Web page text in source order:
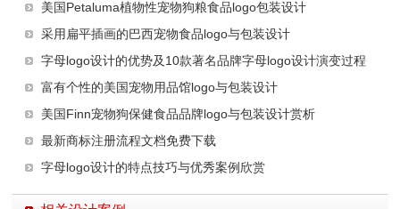
美国Petaluma植物性宠物狗粮食品logo包装设计
采用扁平插画的巴西宠物食品logo与包装设计
字母logo设计的优势及10款著名品牌字母logo设计演变过程
富有个性的美国宠物用品馆logo与包装设计
美国Finn宠物狗保健食品品牌logo与包装设计赏析
最新商标注册流程文档免费下载
字母logo设计的特点技巧与优秀案例欣赏